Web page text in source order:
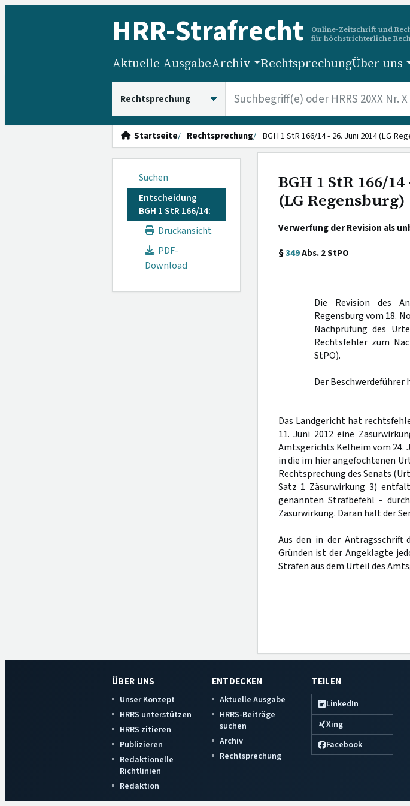
HRR-Strafrecht
Online-Zeitschrift und
für höchstrichterliche
Aktuelle AusgabeArchiv RechtsprechungÜber uns
Startseite Rechtsprechung BGH 1 StR 166/14 - 26. Juni 2014 (LG
Suchen
Entscheidung
BGH 1 StR 166/14:
Druckansicht
PDF-
Download
BGH 1 StR 166/
(LG Regensburg)
Verwerfung der Revision als
§349Abs. 2 StPO
Die Revision des
Regensburg vom 18.
Nachprüfung des
Rechtsfehler zum
StPO).
Der
Das Landgericht hat
11. Juni 2012 eine
Amtsgerichts Kelheim vom 24.
in die im hier angefochtenen
Rechtsprechung des Senats
Satz 1 Zäsurwirkung 3)
genannten Strafbefehl -
Zäsurwirkung. Daran hält der
Aus den in der Antragsschrift
Gründen ist der Angeklagte
Strafen aus dem Urteil des
ÜBER UNS
Unser Konzept
HRRS unterstützen
HRRS zitieren
Publizieren
Redaktionelle
Richtlinien
Redaktion
ENTDECKEN
Aktuelle Ausgabe
HRRS-Beiträge
suchen
Archiv
Rechtsprechung
TEILEN
LinkedIn
Xing
Facebook